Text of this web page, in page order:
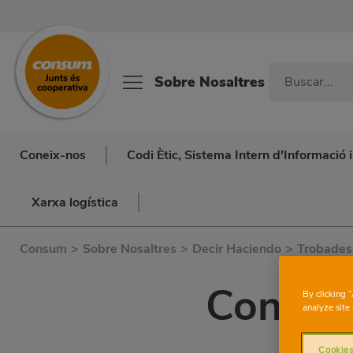
Sobre Nosaltres
Coneix-nos Codi Ètic, Sistema Intern d'Informació
Xarxa logística
Consum > Sobre Nosaltres > Decir Haciendo > Trobades
By clicking
analyze site